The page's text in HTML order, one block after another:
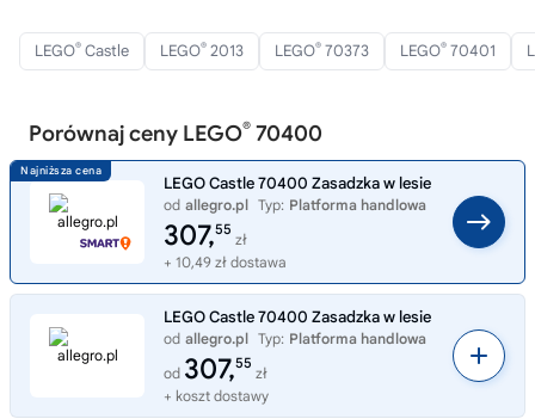
LEGO® Castle LEGO® 2013 LEGO® 70373 LEGO® 70401
Porównaj ceny LEGO® 70400
LEGO Castle 70400 Zasadzka w lesie
od allegro.pl Typ: Platforma handlowa
307,55
zł
+ 10,49 zł dostawa
LEGO Castle 70400 Zasadzka w lesie
od allegro.pl Typ: Platforma handlowa
od 307,55
zł
+ koszt dostawy